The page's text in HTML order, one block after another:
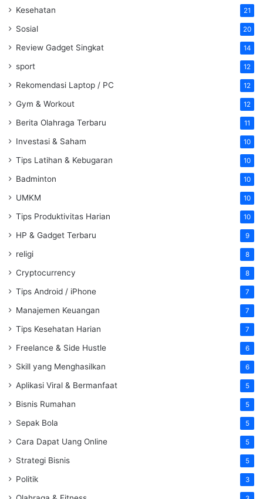
Kesehatan 21
Sosial 20
Review Gadget Singkat 14
sport 12
Rekomendasi Laptop / PC 12
Gym & Workout 12
Berita Olahraga Terbaru 11
Investasi & Saham 10
Tips Latihan & Kebugaran 10
Badminton 10
UMKM 10
Tips Produktivitas Harian 10
HP & Gadget Terbaru 9
religi 8
Cryptocurrency 8
Tips Android / iPhone 7
Manajemen Keuangan 7
Tips Kesehatan Harian 7
Freelance & Side Hustle 6
Skill yang Menghasilkan 6
Aplikasi Viral & Bermanfaat 5
Bisnis Rumahan 5
Sepak Bola 5
Cara Dapat Uang Online 5
Strategi Bisnis 5
Politik 3